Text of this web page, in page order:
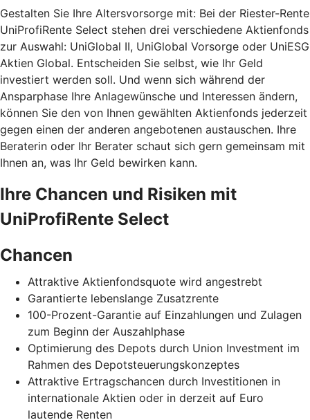
Gestalten Sie Ihre Altersvorsorge mit: Bei der Riester-Rente
UniProfiRente Select stehen drei verschiedene Aktienfonds
zur Auswahl: UniGlobal II, UniGlobal Vorsorge oder UniESG
Aktien Global. Entscheiden Sie selbst, wie Ihr Geld
investiert werden soll. Und wenn sich während der
Ansparphase Ihre Anlagewünsche und Interessen ändern,
können Sie den von Ihnen gewählten Aktienfonds jederzeit
gegen einen der anderen angebotenen austauschen. Ihre
Beraterin oder Ihr Berater schaut sich gern gemeinsam mit
Ihnen an, was Ihr Geld bewirken kann.
Ihre Chancen und Risiken mit
UniProfiRente Select
Chancen
Attraktive Aktienfondsquote wird angestrebt
Garantierte lebenslange Zusatzrente
100-Prozent-Garantie auf Einzahlungen und Zulagen
zum Beginn der Auszahlphase
Optimierung des Depots durch Union Investment im
Rahmen des Depotsteuerungskonzeptes
Attraktive Ertragschancen durch Investitionen in
internationale Aktien oder in derzeit auf Euro
lautende Renten